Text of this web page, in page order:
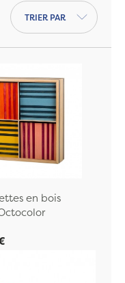
et sont
un jeu prisé
Trier par
en bois